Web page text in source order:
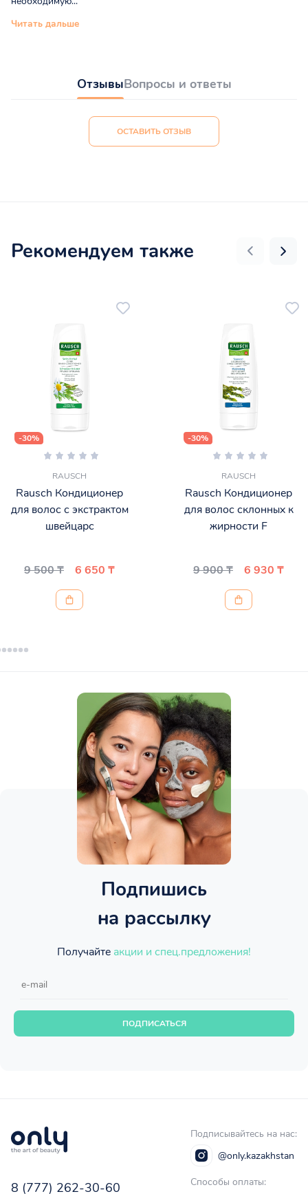
Читать дальше
ОтзывыВопросы и ответы
ОСТАВИТЬ ОТЗЫВ
Рекомендуем также
-30%
RAUSCH
Rausch Кондиционер
для волос с экстрактом
швейцарс
9 500 ₸ 6 650 ₸
-30%
RAUSCH
Rausch Кондиционер
для волос склонных к
жирности F
9 900 ₸ 6 930 ₸
Подпишись
на рассылку
Получайте акции и спец.предложения!
ПОДПИСАТЬСЯ
8 (777) 262-30-60
Подписывайтесь на нас:
@only.kazakhstan
Способы оплаты: